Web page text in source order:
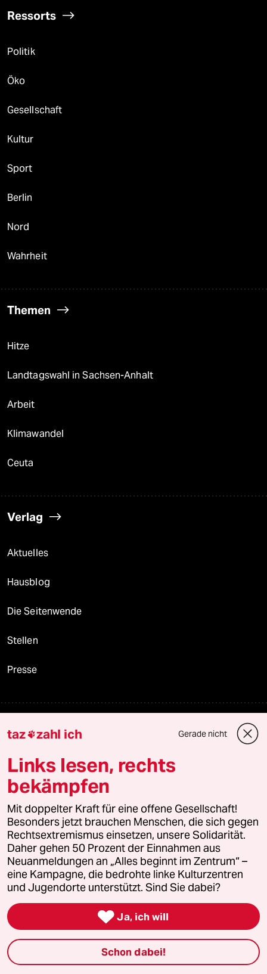
Ressorts
Politik
Öko
Gesellschaft
Kultur
Sport
Berlin
Nord
Wahrheit
Themen
Hitze
Landtagswahl in Sachsen-Anhalt
Arbeit
Klimawandel
Ceuta
Verlag
Aktuelles
Hausblog
Die Seitenwende
Stellen
Presse
abo
genossenschaft
taz zahl ich
recherchefonds ausland
panterstiftung
panterpreis 2026
Podcast
taz zahl ich Gerade nicht
Links lesen, rechts
bekämpfen
Mit doppelter Kraft für eine offene Gesellschaft!
Besonders jetzt brauchen Menschen, die sich gegen
Rechtsextremismus einsetzen, unsere Solidarität.
Daher gehen 50 Prozent der Einnahmen aus
Neuanmeldungen an „Alles beginnt im Zentrum“ –
eine Kampagne, die bedrohte linke Kulturzentren
und Jugendorte unterstützt. Sind Sie dabei?
 Ja, ich will
Schon dabei!